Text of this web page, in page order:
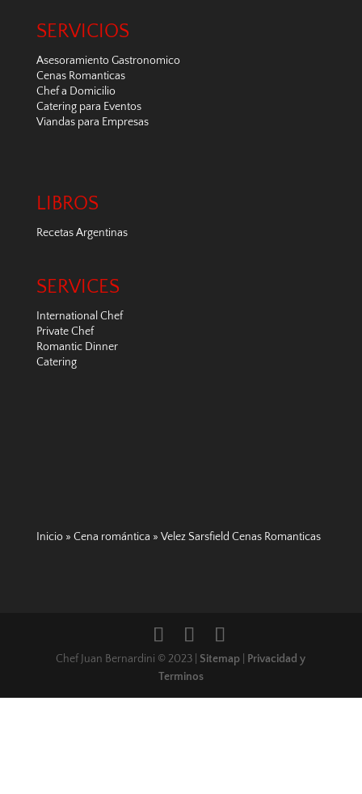
SERVICIOS
Asesoramiento Gastronomico
Cenas Romanticas
Chef a Domicilio
Catering para Eventos
Viandas para Empresas
LIBROS
Recetas Argentinas
SERVICES
International Chef
Private Chef
Romantic Dinner
Catering
Inicio» Cena romántica » Velez Sarsfield Cenas Romanticas
Chef Juan Bernardini © 2023 | Sitemap
Privacidad y
Terminos